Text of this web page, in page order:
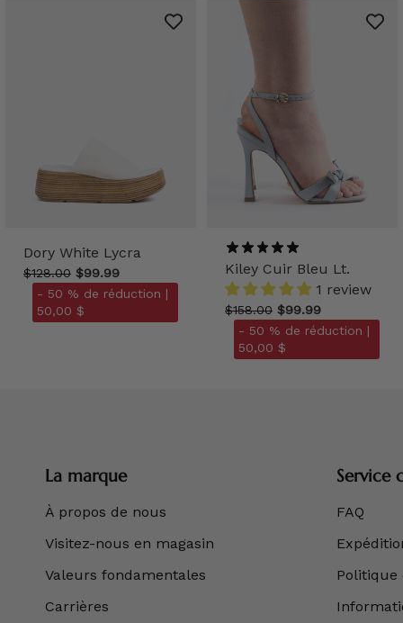
Dory White Lycra
$128.00 $99.99
- 50 % de réduction |
50,00 $
Kiley Cuir Bleu Lt.
1 review
$158.00 $99.99
- 50 % de réduction |
50,00 $
La marque
À propos de nous
Visitez-nous en magasin
Valeurs fondamentales
Carrières
Service
FAQ
Politique